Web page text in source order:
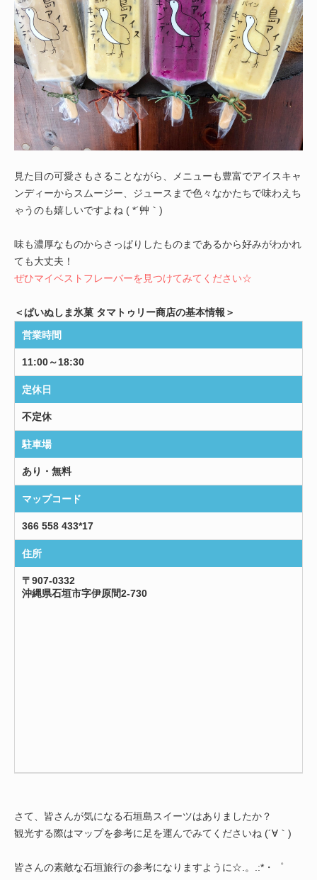
見た目の可愛さもさることながら、メニューも豊富でアイスキャ
ンディーからスムージー、ジュースまで色々なかたちで味わえち
ゃうのも嬉しいですよね ( *´艸｀)
味も濃厚なものからさっぱりしたものまであるから好みがわかれ
ても大丈夫！
ぜひマイベストフレーバーを見つけてみてください☆
＜ぱいぬしま氷菓 タマトゥリー商店の基本情報＞
営業時間
11:00～18:30
定休日
不定休
駐車場
あり・無料
マップコード
366 558 433*17
住所
〒907-0332
沖縄県石垣市字伊原間2-730
さて、皆さんが気になる石垣島スイーツはありましたか？
観光する際はマップを参考に足を運んでみてくださいね (´∀｀)
皆さんの素敵な石垣旅行の参考になりますように☆.。.:*・゜